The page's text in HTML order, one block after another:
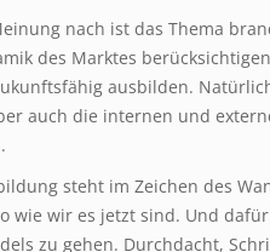
nach ist das Thema
des Marktes
ausbilden.
auch die internen und
steht im Zeichen des
wie wir es jetzt sind. Und
zu gehen. Durchdacht,